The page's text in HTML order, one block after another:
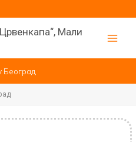
Мали
Београд